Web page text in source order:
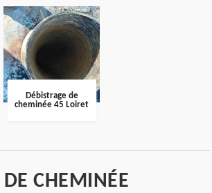
Débistrage de
cheminée 45 Loiret
CHEMINÉE